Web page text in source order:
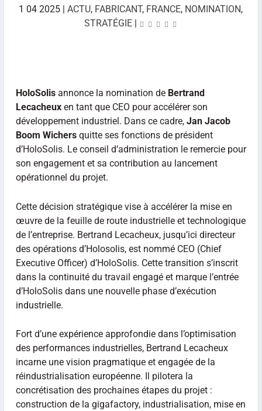
1 04 2025 |ACTU, FABRICANT, FRANCE, NOMINATION,
STRATÉGIE|
HoloSolisannonce la nomination de Bertrand
Lecacheuxen tant que CEO pour accélérer son
développement industriel. Dans ce cadre, Jan Jacob
Boom Wichersquitte ses fonctions de président
d’HoloSolis. Le conseil d’administration le remercie pour
son engagement et sa contribution au lancement
opérationnel du projet.
Cette décision stratégique vise à accélérer la mise en
œuvre de la feuille de route industrielle et technologique
de l’entreprise. Bertrand Lecacheux, jusqu’ici directeur
des opérations d’Holosolis, est nommé CEO (Chief
Executive Officer) d’HoloSolis. Cette transition s’inscrit
dans la continuité du travail engagé et marque l’entrée
d’HoloSolis dans une nouvelle phase d’exécution
industrielle.
Fort d’une expérience approfondie dans l’optimisation
des performances industrielles, Bertrand Lecacheux
incarne une vision pragmatique et engagée de la
réindustrialisation européenne. Il pilotera la
concrétisation des prochaines étapes du projet :
construction de la gigafactory, industrialisation, mise en